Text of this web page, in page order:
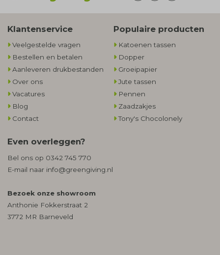
Klantenservice
Veelgestelde vragen
Bestellen en betalen
Aanleveren drukbestanden
Over ons
Vacatures
Blog
Contact
Populaire producten
Katoenen tassen
Dopper
Groeipapier
Jute tassen
Pennen
Zaadzakjes
Tony's Chocolonely
Even overleggen?
Bel ons op 0342 745 770
E-mail naar info@greengiving.nl
Bezoek onze showroom
Anthonie Fokkerstraat 2
3772 MR Barneveld